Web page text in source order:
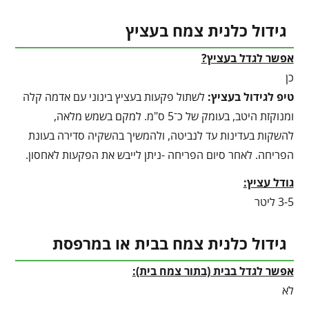
גידול כלנית צמח בעציץ
אפשר לגדל בעציץ?
כן
טיפ לגידול בעציץ: לשתול פקעות בעציץ בינוני עם אדמה קלה
ומנוקזת היטב, בעומק של כ־5 ס"מ. למקם בשמש מלאה,
להשקות בעדינות עד לנביטה, ולהמשיך בהשקיה סדירה בעונת
הפריחה. לאחר סיום הפריחה -ניתן לייבש את הפקעות לאחסון.
גודל עציץ:
3-5 ליטר
גידול כלנית צמח בבית או במרפסת
אפשר לגדל בבית (בתור צמח בית):
לא